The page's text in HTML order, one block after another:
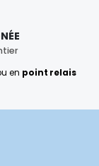
en point relais